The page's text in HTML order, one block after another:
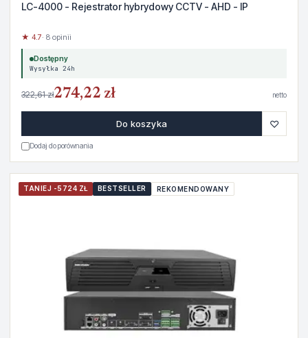
LC-4000 - Rejestrator hybrydowy CCTV - AHD - IP
★ 4.7· 8 opinii
Dostępny
Wysyłka 24h
322,61 zł274,22 zł netto
Do koszyka ♡
Dodaj do porównania
TANIEJ -5724 ZŁ BESTSELLER REKOMENDOWANY